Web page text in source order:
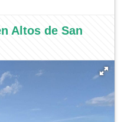
Altos de San